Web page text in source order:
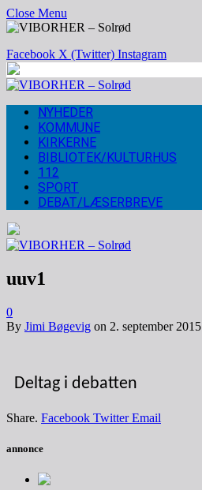
Close Menu
Facebook X (Twitter) Instagram
NYHEDER
KOMMUNE
KIRKERNE
BIBLIOTEK/KULTURHUS
112
SPORT
DEBAT/LÆSERBREVE
uuv1
0
By Jimi Bøgevig on 2. september 2015
Deltag i debatten
Share. Facebook Twitter Email
annonce